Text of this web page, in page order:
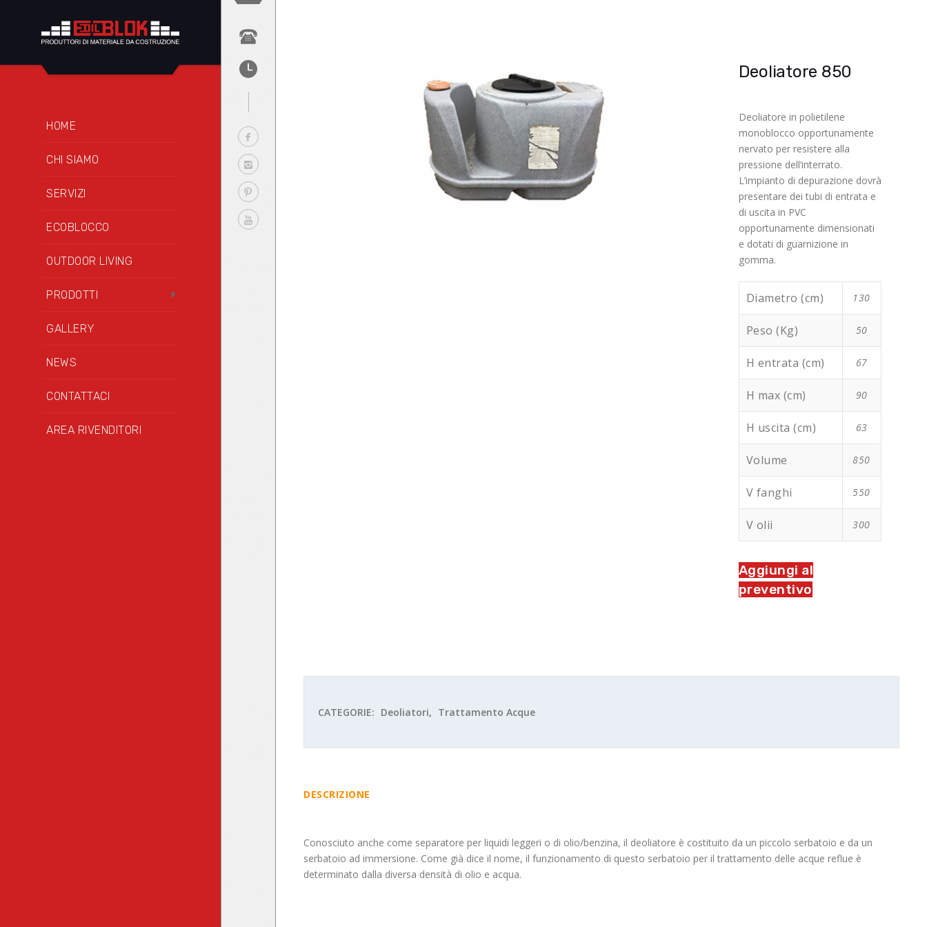
HOME
CHI SIAMO
SERVIZI
ECOBLOCCO
OUTDOOR LIVING
PRODOTTI
GALLERY
NEWS
CONTATTACI
AREA RIVENDITORI
Deoliatore 850
Deoliatore in polietilene
monoblocco opportunamente
nervato per resistere alla
pressione dell’interrato.
L’impianto di depurazione dovrà
presentare dei tubi di entrata e
di uscita in PVC
opportunamente dimensionati
e dotati di guarnizione in
gomma.
Diametro (cm) 130
Peso (Kg) 50
H entrata (cm) 67
H max (cm) 90
H uscita (cm) 63
Volume 850
V fanghi 550
V olii 300
Aggiungi al
preventivo
CATEGORIE: Deoliatori, Trattamento Acque
DESCRIZIONE
Conosciuto anche come separatore per liquidi leggeri o di olio/benzina, il deoliatore è costituito da un piccolo serbatoio e da un
serbatoio ad immersione. Come già dice il nome, il funzionamento di questo serbatoio per il trattamento delle acque reflue è
determinato dalla diversa densità di olio e acqua.